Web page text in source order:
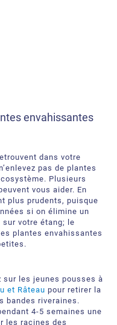
envahissantes
dans votre
pas de plantes
Plusieurs
vous aider. En
plus prudents, puisque
si on élimine un
votre étang; le
plantes envahissantes
sur les jeunes pousses à
et Râteau pour retirer la
bandes riveraines.
4-5 semaines une
les racines des